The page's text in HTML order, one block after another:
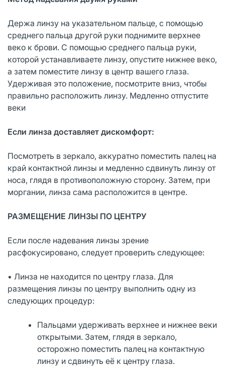
Держа линзу на указательном пальце, с помощью
среднего пальца другой руки поднимите верхнее
веко к брови. С помощью среднего пальца руки,
которой устанавливаете линзу, опустите нижнее веко,
а затем поместите линзу в центр вашего глаза.
Удерживая это положение, посмотрите вниз, чтобы
правильно расположить линзу. Медленно отпустите
веки
Если линза доставляет дискомфорт:
Посмотреть в зеркало, аккуратно поместить палец на
край контактной линзы и медленно сдвинуть линзу от
носа, глядя в противоположную сторону. Затем, при
моргании, линза сама расположится в центре.
РАЗМЕЩЕНИЕ ЛИНЗЫ ПО ЦЕНТРУ
Если после надевания линзы зрение
расфокусировано, следует проверить следующее:
• Линза не находится по центру глаза. Для
размещения линзы по центру выполнить одну из
следующих процедур:
Пальцами удерживать верхнее и нижнее веки
открытыми. Затем, глядя в зеркало,
осторожно поместить палец на контактную
линзу и сдвинуть её к центру глаза.